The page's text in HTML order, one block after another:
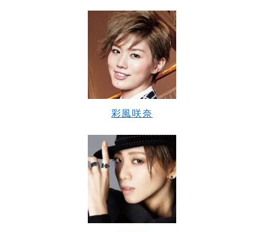
彩風咲奈